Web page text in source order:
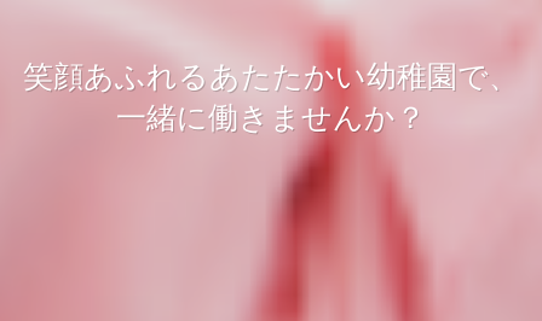
笑顔あふれるあたたかい幼稚園で、
一緒に働きませんか？